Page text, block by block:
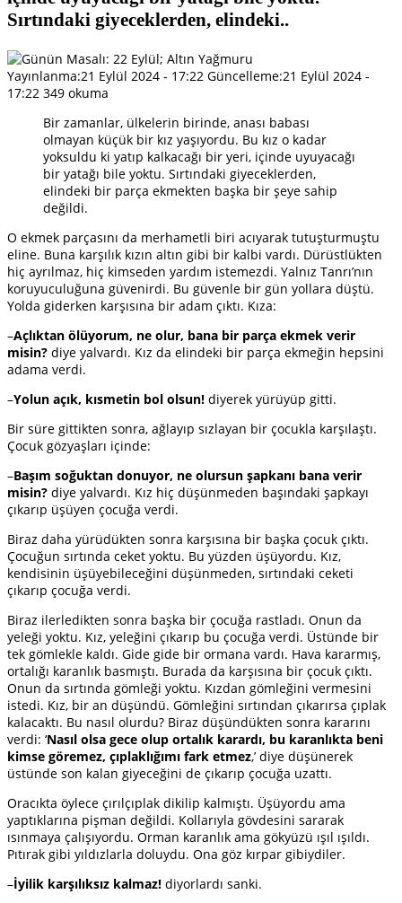
Sırtındaki giyeceklerden, elindeki..
Yayınlanma:21 Eylül 2024 - 17:22 Güncelleme:21 Eylül 2024 -
17:22 349 okuma
Bir zamanlar, ülkelerin birinde, anası babası
olmayan küçük bir kız yaşıyordu. Bu kız o kadar
yoksuldu ki yatıp kalkacağı bir yeri, içinde uyuyacağı
bir yatağı bile yoktu. Sırtındaki giyeceklerden,
elindeki bir parça ekmekten başka bir şeye sahip
değildi.
O ekmek parçasını da merhametli biri acıyarak tutuşturmuştu
eline. Buna karşılık kızın altın gibi bir kalbi vardı. Dürüstlükten
hiç ayrılmaz, hiç kimseden yardım istemezdi. Yalnız Tanrı’nın
koruyuculuğuna güvenirdi. Bu güvenle bir gün yollara düştü.
Yolda giderken karşısına bir adam çıktı. Kıza:
–Açlıktan ölüyorum, ne olur, bana bir parça ekmek verir
misin? diye yalvardı. Kız da elindeki bir parça ekmeğin hepsini
adama verdi.
–Yolun açık, kısmetin bol olsun! diyerek yürüyüp gitti.
Bir süre gittikten sonra, ağlayıp sızlayan bir çocukla karşılaştı.
Çocuk gözyaşları içinde:
–Başım soğuktan donuyor, ne olursun şapkanı bana verir
misin? diye yalvardı. Kız hiç düşünmeden başındaki şapkayı
çıkarıp üşüyen çocuğa verdi.
Biraz daha yürüdükten sonra karşısına bir başka çocuk çıktı.
Çocuğun sırtında ceket yoktu. Bu yüzden üşüyordu. Kız,
kendisinin üşüyebileceğini düşünmeden, sırtındaki ceketi
çıkarıp çocuğa verdi.
Biraz ilerledikten sonra başka bir çocuğa rastladı. Onun da
yeleği yoktu. Kız, yeleğini çıkarıp bu çocuğa verdi. Üstünde bir
tek gömlekle kaldı. Gide gide bir ormana vardı. Hava kararmış,
ortalığı karanlık basmıştı. Burada da karşısına bir çocuk çıktı.
Onun da sırtında gömleği yoktu. Kızdan gömleğini vermesini
istedi. Kız, bir an düşündü. Gömleğini sırtından çıkarırsa çıplak
kalacaktı. Bu nasıl olurdu? Biraz düşündükten sonra kararını
verdi: ‘Nasıl olsa gece olup ortalık karardı, bu karanlıkta beni
kimse göremez, çıplaklığımı fark etmez,’ diye düşünerek
üstünde son kalan giyeceğini de çıkarıp çocuğa uzattı.
Oracıkta öylece çırılçıplak dikilip kalmıştı. Üşüyordu ama
yaptıklarına pişman değildi. Kollarıyla gövdesini sararak
ısınmaya çalışıyordu. Orman karanlık ama gökyüzü ışıl ışıldı.
Pıtırak gibi yıldızlarla doluydu. Ona göz kırpar gibiydiler.
–İyilik karşılıksız kalmaz! diyorlardı sanki.